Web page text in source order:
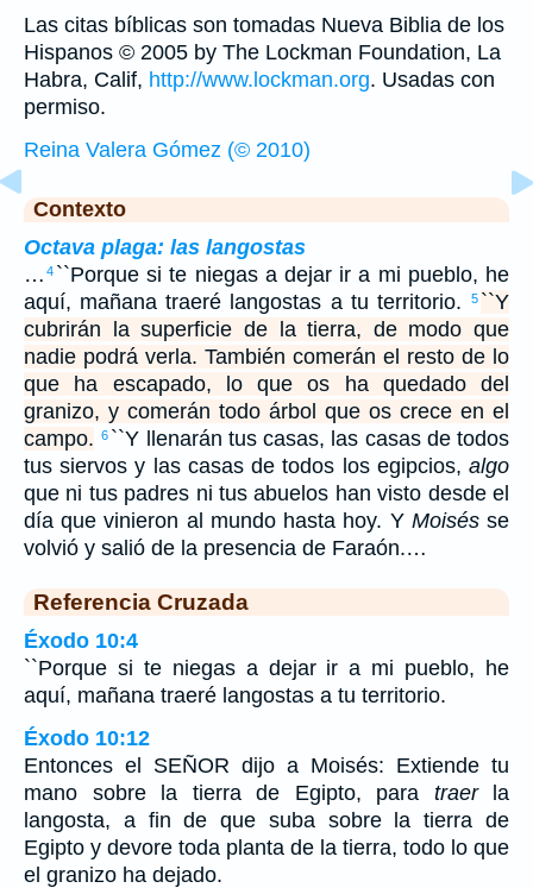
Las citas bíblicas son tomadas Nueva Biblia de los
Hispanos © 2005 by The Lockman Foundation, La
Habra, Calif, http://www.lockman.org. Usadas con
permiso.
Reina Valera Gómez (© 2010)
Contexto
Octava plaga: las langostas
… 4 ``Porque si te niegas a dejar ir a mi pueblo, he
aquí, mañana traeré langostas a tu territorio.
5 ``Y
cubrirán la superficie de la tierra, de modo que
nadie podrá verla. También comerán el resto de lo
que ha escapado, lo que os ha quedado del
granizo, y comerán todo árbol que os crece en el
campo.
6 ``Y llenarán tus casas, las casas de todos
tus siervos y las casas de todos los egipcios, algo
que ni tus padres ni tus abuelos han visto desde el
día que vinieron al mundo hasta hoy. Y Moisésse
volvió y salió de la presencia de Faraón.…
Referencia Cruzada
Éxodo 10:4
``Porque si te niegas a dejar ir a mi pueblo, he
aquí, mañana traeré langostas a tu territorio.
Éxodo 10:12
Entonces el SEÑOR dijo a Moisés: Extiende tu
mano sobre la tierra de Egipto, para traerla
langosta, a fin de que suba sobre la tierra de
Egipto y devore toda planta de la tierra, todo lo que
el granizo ha dejado.